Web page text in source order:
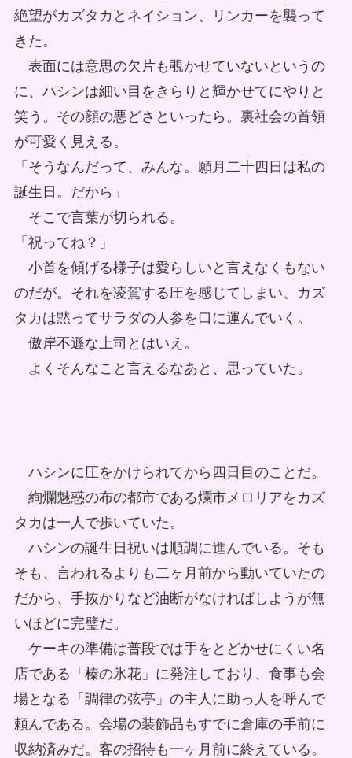
絶望がカズタカとネイション、リンカーを襲って
きた。
表面には意思の欠片も覗かせていないというの
に、ハシンは細い目をきらりと輝かせてにやりと
笑う。その顔の悪どさといったら。裏社会の首領
が可愛く見える。
「そうなんだって、みんな。願月二十四日は私の
誕生日。だから」
そこで言葉が切られる。
「祝ってね？」
小首を傾げる様子は愛らしいと言えなくもない
のだが。それを凌駕する圧を感じてしまい、カズ
タカは黙ってサラダの人参を口に運んでいく。
傲岸不遜な上司とはいえ。
よくそんなこと言えるなあと、思っていた。
ハシンに圧をかけられてから四日目のことだ。
絢爛魅惑の布の都市である爛市メロリアをカズ
タカは一人で歩いていた。
ハシンの誕生日祝いは順調に進んでいる。そも
そも、言われるよりも二ヶ月前から動いていたの
だから、手抜かりなど油断がなければしようが無
いほどに完璧だ。
ケーキの準備は普段では手をとどかせにくい名
店である「榛の氷花」に発注しており、食事も会
場となる「調律の弦亭」の主人に助っ人を呼んで
頼んである。会場の装飾品もすでに倉庫の手前に
収納済みだ。客の招待も一ヶ月前に終えている。